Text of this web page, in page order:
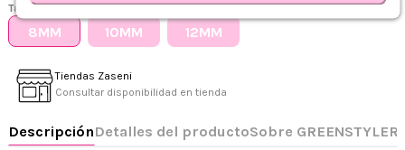
Tamaño
8MM 10MM 12MM
Tiendas Zaseni
Consultar disponibilidad en tienda